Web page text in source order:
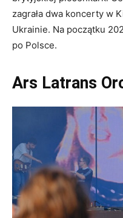
zagrała dwa koncerty w
Ukrainie. Na początku
po Polsce.
Ars Latrans